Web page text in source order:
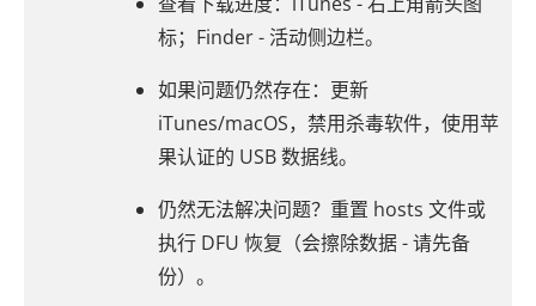
标；Finder - 活动侧边栏。
如果问题仍然存在：更新
iTunes/macOS，禁用杀毒软件，使用苹
果认证的 USB 数据线。
仍然无法解决问题？重置 hosts 文件或
执行 DFU 恢复（会擦除数据 - 请先备
份）。